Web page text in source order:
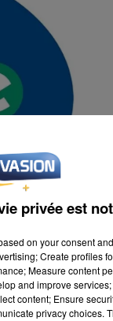
privée est
on your consent
Create profiles
Measure content
and improve
content; Ensure
privacy choices.